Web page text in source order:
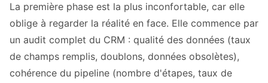
La première phase est la plus inconfortable, car elle
oblige à regarder la réalité en face. Elle commence par
un audit complet du CRM : qualité des données (taux
de champs remplis, doublons, données obsolètes),
cohérence du pipeline (nombre d'étapes, taux de